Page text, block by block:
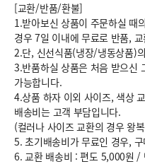
[교환/반품/환불]
1.받아보신 상품이 주문하실 때
경우 7일 이내에 무료로 반품,
2.단, 신선식품(냉장/냉동상품)
3.반품하실 상품은 처음 받으신
가능합니다.
4.상품 하자 이외 사이즈, 색상
배송비는 고객 부담입니다.
(컬러나 사이즈 교환의 경우 왕
5. 초기배송비가 무료인 경우,
6.교환 배송비 : 편도 5,000원 /